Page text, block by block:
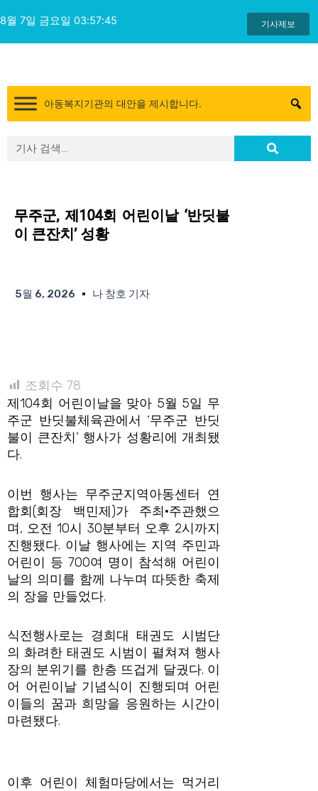
텐
츠
8월 7일 금요일 03:57:45 기사제보
아동복지기관의 대안을 제시합니다.
Search Search
무주군, 제104회 어린이날 ‘반딧불
이 큰잔치’ 성황
5월 6, 2026 나 창호 기자
조회수 78
제104회 어린이날을 맞아 5월 5일 무
주군 반딧불체육관에서 ‘무주군 반딧
불이 큰잔치’ 행사가 성황리에 개최됐
다.
이번 행사는 무주군지역아동센터 연
합회(회장 백민제)가 주최·주관했으
며, 오전 10시 30분부터 오후 2시까지
진행됐다. 이날 행사에는 지역 주민과
어린이 등 700여 명이 참석해 어린이
날의 의미를 함께 나누며 따뜻한 축제
의 장을 만들었다.
식전행사로는 경희대 태권도 시범단
의 화려한 태권도 시범이 펼쳐져 행사
장의 분위기를 한층 뜨겁게 달궜다. 이
어 어린이날 기념식이 진행되며 어린
이들의 꿈과 희망을 응원하는 시간이
마련됐다.
이후 어린이 체험마당에서는 먹거리